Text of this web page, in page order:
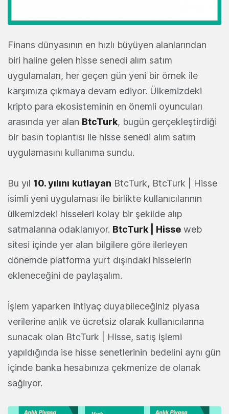
Finans dünyasının en hızlı büyüyen alanlarından
biri haline gelen hisse senedi alım satım
uygulamaları, her geçen gün yeni bir örnek ile
karşımıza çıkmaya devam ediyor. Ülkemizdeki
kripto para ekosisteminin en önemli oyuncuları
arasında yer alan BtcTurk, bugün gerçekleştirdiği
bir basın toplantısı ile hisse senedi alım satım
uygulamasını kullanıma sundu.
Bu yıl 10. yılını kutlayan BtcTurk, BtcTurk | Hisse
isimli yeni uygulaması ile birlikte kullanıcılarının
ülkemizdeki hisseleri kolay bir şekilde alıp
satmalarına odaklanıyor. BtcTurk | Hisse web
sitesi içinde yer alan bilgilere göre ilerleyen
dönemde platforma yurt dışındaki hisselerin
ekleneceğini de paylaşalım.
İşlem yaparken ihtiyaç duyabileceğiniz piyasa
verilerine anlık ve ücretsiz olarak kullanıcılarına
sunacak olan BtcTurk | Hisse, satış işlemi
yapıldığında ise hisse senetlerinin bedelini aynı gün
içinde banka hesabınıza çekmenize de olanak
sağlıyor.